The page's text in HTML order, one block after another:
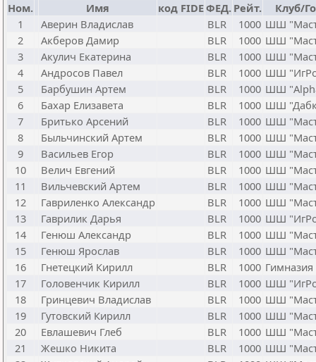
Ном. Имя код FIDEФЕД. Рейт.
Клуб/
1
Аверин Владислав BLR 1000 ШШ
2
Акберов Дамир BLR 1000 ШШ
3
Акулич Екатерина BLR 1000 ШШ
4
Андросов Павел BLR 1000 ШШ
5
Барбушин Артем BLR 1000 ШШ
6
Бахар Елизавета BLR 1000 ШШ
7
Бритько Арсений BLR 1000 ШШ
8
Быльчинский Артем BLR 1000 ШШ
9
Васильев Егор BLR 1000 ШШ
10
Велич Евгений BLR 1000 ШШ
11
Вильчевский Артем BLR 1000 ШШ
12
Гавриленко Александр BLR 1000 ШШ
13
Гаврилик Дарья BLR 1000 ШШ
14
Генюш Александр BLR 1000 ШШ
15
Генюш Ярослав BLR 1000 ШШ
16
Гнетецкий Кирилл BLR 1000
17
Головенчик Кирилл BLR 1000 ШШ
18
Гринцевич Владислав BLR 1000 ШШ
19
Гутовский Кирилл BLR 1000 ШШ
20
Евлашевич Глеб BLR 1000 ШШ
21
Жешко Никита BLR 1000 ШШ